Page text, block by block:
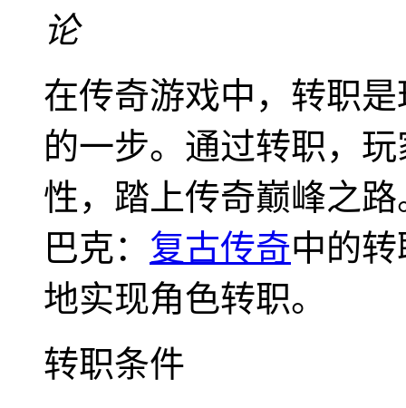
论
在传奇游戏中，转职
的一步。通过转职，
性，踏上传奇巅峰之
巴克： 复古传奇中的
地实现角色转职。
转职条件